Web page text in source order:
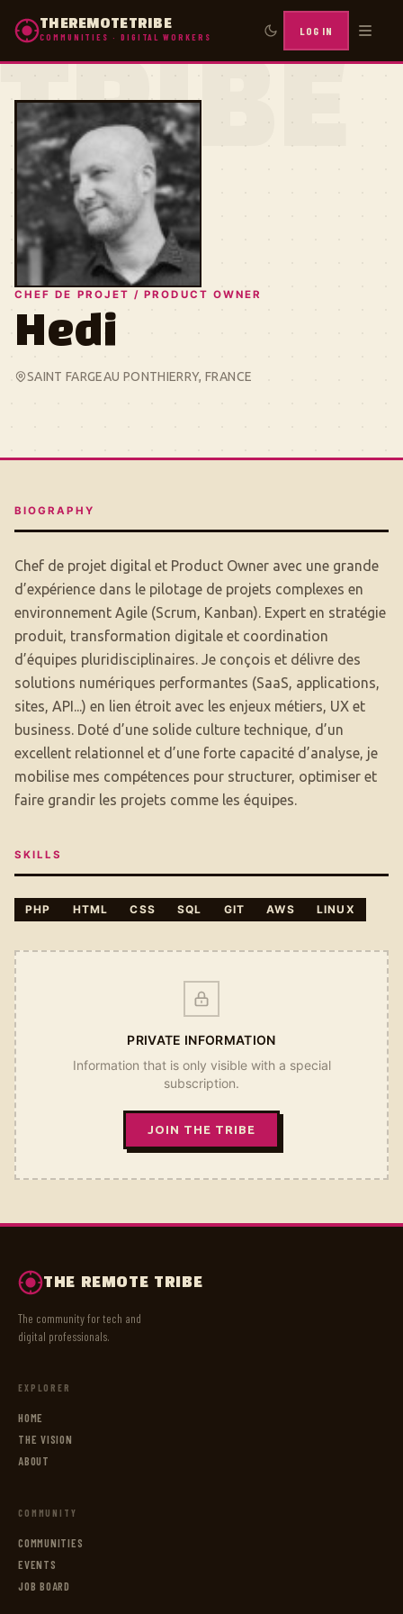
THEREMOTETRIBE
COMMUNITIES · DIGITAL WORKERS LOG IN
TRIBE
CHEF DE PROJET / PRODUCT OWNER
Hedi
SAINT FARGEAU PONTHIERRY, FRANCE
BIOGRAPHY
Chef de projet digital et Product Owner avec une grande
d’expérience dans le pilotage de projets complexes en
environnement Agile (Scrum, Kanban). Expert en stratégie
produit, transformation digitale et coordination
d’équipes pluridisciplinaires. Je conçois et délivre des
solutions numériques performantes (SaaS, applications,
sites, API...) en lien étroit avec les enjeux métiers, UX et
business. Doté d’une solide culture technique, d’un
excellent relationnel et d’une forte capacité d’analyse, je
mobilise mes compétences pour structurer, optimiser et
faire grandir les projets comme les équipes.
SKILLS
PHP HTML CSS SQL GIT AWS LINUX
PRIVATE INFORMATION
Information that is only visible with a special
subscription.
JOIN THE TRIBE
THE REMOTE TRIBE
The community for tech and
digital professionals.
EXPLORER
HOME
THE VISION
ABOUT
COMMUNITY
COMMUNITIES
EVENTS
JOB BOARD